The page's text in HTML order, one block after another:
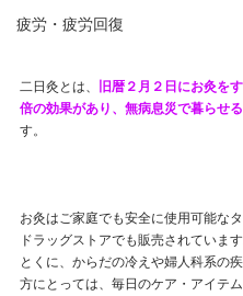
疲労・疲労回復
二日灸とは、
旧暦２月２日にお灸を
倍の効果があり、無病息災で暮らせる
す。
お灸はご家庭でも安全に使用可能な
ドラッグストアでも販売されています
とくに、からだの冷えや婦人科系の
方にとっては、毎日のケア・アイテ